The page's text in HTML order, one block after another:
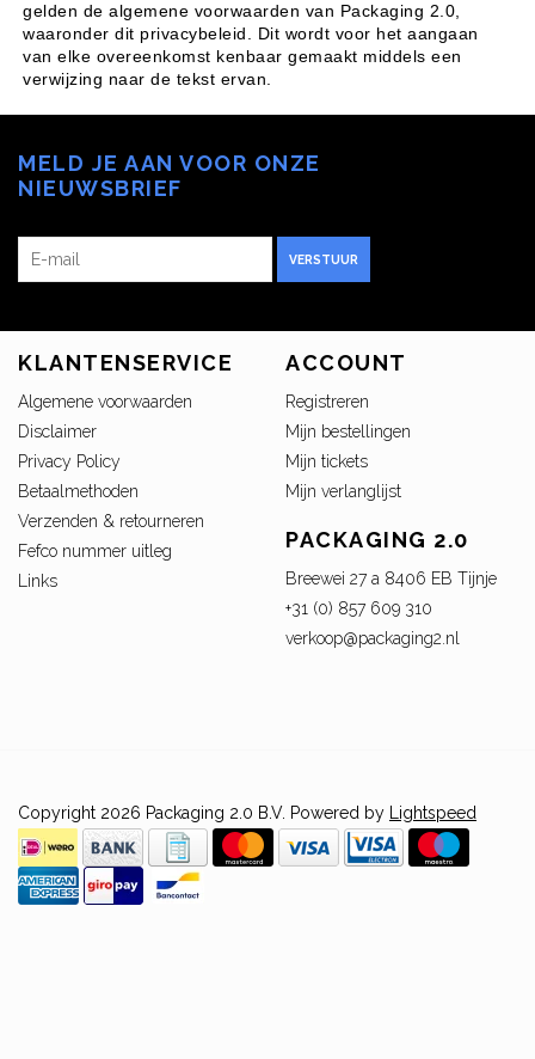
gelden de algemene voorwaarden van Packaging 2.0,
waaronder dit privacybeleid. Dit wordt voor het aangaan
van elke overeenkomst kenbaar gemaakt middels een
verwijzing naar de tekst ervan.
MELD JE AAN VOOR ONZE
NIEUWSBRIEF
VERSTUUR
KLANTENSERVICE
Algemene voorwaarden
Disclaimer
Privacy Policy
Betaalmethoden
Verzenden & retourneren
Fefco nummer uitleg
Links
ACCOUNT
Registreren
Mijn bestellingen
Mijn tickets
Mijn verlanglijst
PACKAGING 2.0
Breewei 27 a 8406 EB Tijnje
+31 (0) 857 609 310
verkoop@packaging2.nl
Copyright 2026 Packaging 2.0 B.V. Powered by Lightspeed